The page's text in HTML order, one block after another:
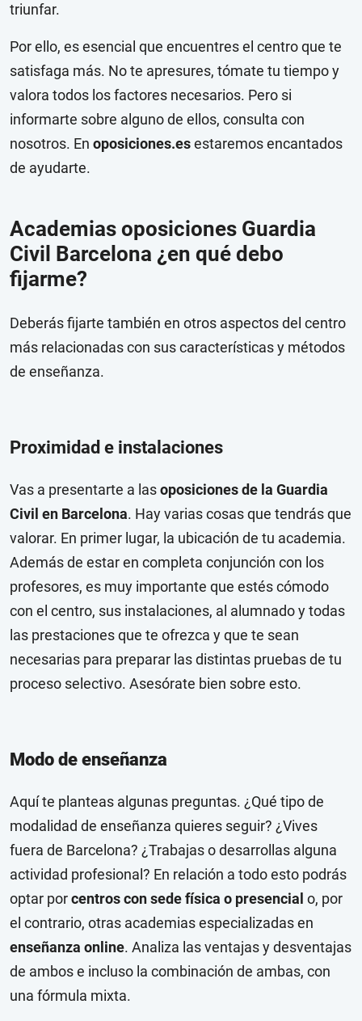
triunfar.
Por ello, es esencial que encuentres el centro que te
satisfaga más. No te apresures, tómate tu tiempo y
valora todos los factores necesarios. Pero si
informarte sobre alguno de ellos, consulta con
nosotros. En oposiciones.esestaremos encantados
de ayudarte.
Academias oposiciones Guardia
Civil Barcelona ¿en qué debo
fijarme?
Deberás fijarte también en otros aspectos del centro
más relacionadas con sus características y métodos
de enseñanza.
Proximidad e instalaciones
Vas a presentarte a lasoposiciones de la Guardia
Civil en Barcelona. Hay varias cosas que tendrás que
valorar. En primer lugar, la ubicación de tu academia.
Además de estar en completa conjunción con los
profesores, es muy importante que estés cómodo
con el centro, sus instalaciones, al alumnado y todas
las prestaciones que te ofrezca y que te sean
necesarias para preparar las distintas pruebas de tu
proceso selectivo. Asesórate bien sobre esto.
Modo de enseñanza
Aquí te planteas algunas preguntas. ¿Qué tipo de
modalidad de enseñanza quieres seguir? ¿Vives
fuera de Barcelona? ¿Trabajas o desarrollas alguna
actividad profesional? En relación a todo esto podrás
optar porcentros con sede física o presencial o, por
el contrario, otras academias especializadas en
enseñanza online. Analiza las ventajas y desventajas
de ambos e incluso la combinación de ambas, con
una fórmula mixta.